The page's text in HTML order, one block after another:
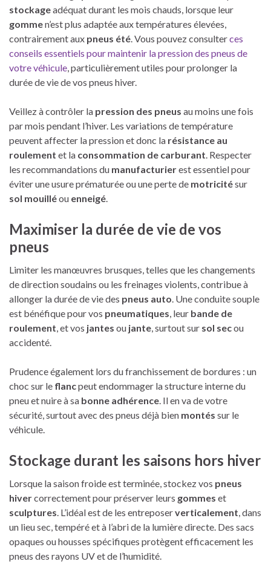
stockageadéquat durant les mois chauds, lorsque leur
gommen’est plus adaptée aux températures élevées,
contrairement aux pneus été. Vous pouvez consulterces
conseils essentiels pour maintenir la pression des pneus de
votre véhicule, particulièrement utiles pour prolonger la
durée de vie de vos pneus hiver.
Veillez à contrôler la pression des pneus au moins une fois
par mois pendant l’hiver. Les variations de température
peuvent affecter la pression et donc la résistance au
roulement et la consommation de carburant. Respecter
les recommandations du manufacturierest essentiel pour
éviter une usure prématurée ou une perte de motricitésur
sol mouilléou enneigé.
Maximiser la durée de vie de vos
pneus
Limiter les manœuvres brusques, telles que les changements
de direction soudains ou les freinages violents, contribue à
allonger la durée de vie des pneus auto. Une conduite souple
est bénéfique pour vos pneumatiques, leur bande de
roulement, et vos jantes ou jante, surtout sur sol secou
accidenté.
Prudence également lors du franchissement de bordures : un
choc sur le flancpeut endommager la structure interne du
pneu et nuire à sa bonne adhérence. Il en va de votre
sécurité, surtout avec des pneus déjà bien montés sur le
véhicule.
Stockage durant les saisons hors hiver
Lorsque la saison froide est terminée, stockez vos pneus
hivercorrectement pour préserver leurs gommes et
sculptures. L’idéal est de les entreposerverticalement, dans
un lieu sec, tempéré et à l’abri de la lumière directe. Des sacs
opaques ou housses spécifiques protègent efficacement les
pneus des rayons UV et de l’humidité.